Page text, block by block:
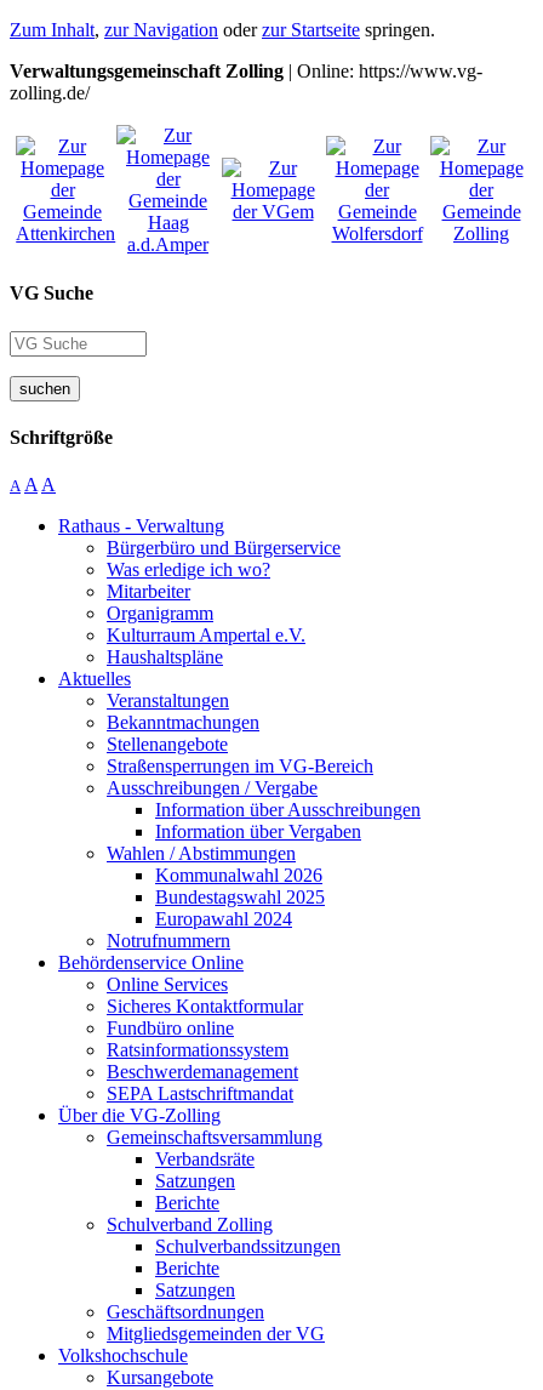
Zum Inhalt, zur Navigation oderzur Startseite springen.
Verwaltungsgemeinschaft Zolling | Online: https://www.vg-
zolling.de/
VG Suche
suchen
Schriftgröße
A A A
Rathaus - Verwaltung
Bürgerbüro und Bürgerservice
Was erledige ich wo?
Mitarbeiter
Organigramm
Kulturraum Ampertal e.V.
Haushaltspläne
Aktuelles
Veranstaltungen
Bekanntmachungen
Stellenangebote
Straßensperrungen im VG-Bereich
Ausschreibungen / Vergabe
Information über Ausschreibungen
Information über Vergaben
Wahlen / Abstimmungen
Kommunalwahl 2026
Bundestagswahl 2025
Europawahl 2024
Notrufnummern
Behördenservice Online
Online Services
Sicheres Kontaktformular
Fundbüro online
Ratsinformationssystem
Beschwerdemanagement
SEPA Lastschriftmandat
Über die VG-Zolling
Gemeinschaftsversammlung
Verbandsräte
Satzungen
Berichte
Schulverband Zolling
Schulverbandssitzungen
Berichte
Satzungen
Geschäftsordnungen
Mitgliedsgemeinden der VG
Volkshochschule
Kursangebote